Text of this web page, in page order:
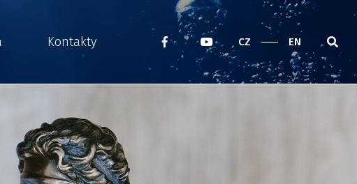
Kontakty CZ EN